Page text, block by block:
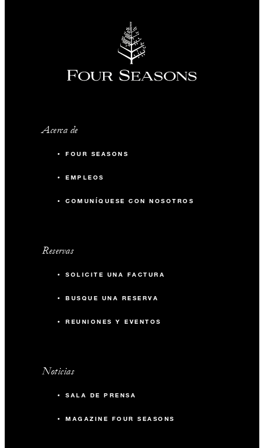
Acerca de
FOUR SEASONS
EMPLEOS
COMUNÍQUESE CON NOSOTROS
Reservas
SOLICITE UNA FACTURA
BUSQUE UNA RESERVA
REUNIONES Y EVENTOS
Noticias
SALA DE PRENSA
MAGAZINE FOUR SEASONS